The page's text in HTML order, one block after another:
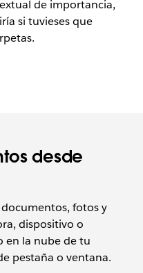
de importancia,
si tuvieses que
desde
fotos y
dispositivo o
en la nube de tu
pestaña o ventana.